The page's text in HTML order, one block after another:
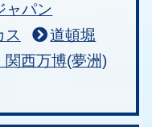
ャパン
ス
道頓堀
関西万博(夢洲)